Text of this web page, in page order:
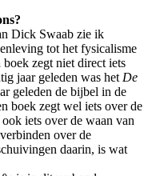
Dick Swaab zie ik
tot het fysicalisme
zegt niet direct iets
jaar geleden was het De
geleden de bijbel in de
boek zegt wel iets over de
iets over de waan van
over de
daarin, is wat